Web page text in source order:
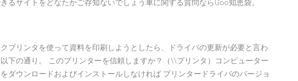
るサイトをどなたかご存知ないでしょう車に関する質問ならGoo知恵袋。
プリンタを使って資料を印刷しようとしたら、ドライバの更新が必要と言わ
下の通り。 このプリンターを信頼しますか？（\\プリンタ）コンピューター
ダウンロードおよびインストールしなければ プリンタードライバのバージョ